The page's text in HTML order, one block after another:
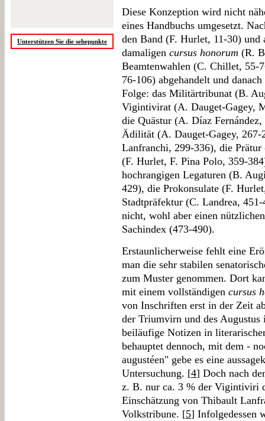
Unterstützen Sie die sehepunkte
Diese Konzeption wird nicht
eines Handbuchs umgesetzt.
den Band (F. Hurlet, 11-30)
damaligen cursus honorum (R.
Beamtenwahlen (C. Chillet, 55-
76-106) abgehandelt und
Folge: das Militärtribunat (B.
Vigintivirat (A. Dauget-Gagey,
die Quästur (A. Díaz
Ädilität (A. Dauget-Gagey,
Lanfranchi, 299-336), die
(F. Hurlet, F. Pina Polo, 359-
hochrangigen Legaturen (B.
429), die Prokonsulate (F.
Stadtpräfektur (C. Landrea,
nicht, wohl aber einen
Sachindex (473-490).
Erstaunlicherweise fehlt eine
man die sehr stabilen
zum Muster genommen. Dort
mit einem vollständigen cursus
von Inschriften erst in der Zeit
der Triumvirn und des Augustus
beiläufige Notizen in
behauptet dennoch, mit dem -
augustéen" gebe es eine
Untersuchung. [4] Doch nach
z. B. nur ca. 3 % der Vigintiviri
Einschätzung von Thibault
Volkstribune. [5] Infolgedessen